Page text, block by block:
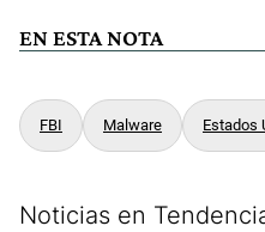
EN ESTA NOTA
FBI Malware Estados
Noticias en